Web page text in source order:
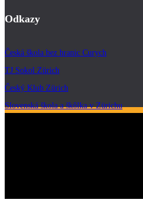
Odkazy
Česká škola bez hranic Curych
TJ Sokol Zürich
Český Klub Zürich
Slovenská škola a škôlka v Zürichu